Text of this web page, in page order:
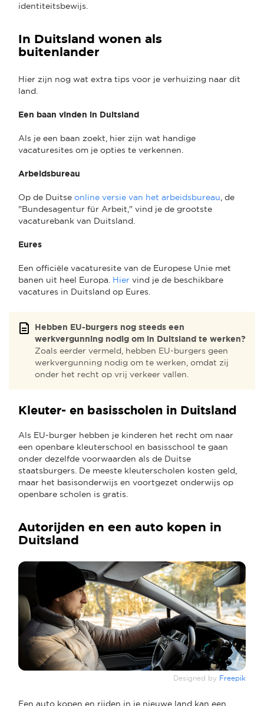
identiteitsbewijs.
In Duitsland wonen als
buitenlander
Hier zijn nog wat extra tips voor je verhuizing naar dit
land.
Een baan vinden in Duitsland
Als je een baan zoekt, hier zijn wat handige
vacaturesites om je opties te verkennen.
Arbeidsbureau
Op de Duitse online versie van het arbeidsbureau , de
"Bundesagentur für Arbeit," vind je de grootste
vacaturebank van Duitsland.
Eures
Een officiële vacaturesite van de Europese Unie met
banen uit heel Europa. Hier vind je de beschikbare
vacatures in Duitsland op Eures.
Hebben EU-burgers nog steeds een
werkvergunning nodig om in Duitsland te werken?
Zoals eerder vermeld, hebben EU-burgers geen
werkvergunning nodig om te werken, omdat zij
onder het recht op vrij verkeer vallen.
Kleuter- en basisscholen in Duitsland
Als EU-burger hebben je kinderen het recht om naar
een openbare kleuterschool en basisschool te gaan
onder dezelfde voorwaarden als de Duitse
staatsburgers. De meeste kleuterscholen kosten geld,
maar het basisonderwijs en voortgezet onderwijs op
openbare scholen is gratis.
Autorijden en een auto kopen in
Duitsland
Designed by Freepik
Een auto kopen en rijden in je nieuwe land kan een